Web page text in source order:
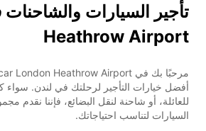
Heathrow Airport
أفضل خيارات التأجير لرحلتك في لندن.
للعائلة، أو شاحنة لنقل البضائع، فإننا نقدم
السيارات لتناسب احتياجاتك.